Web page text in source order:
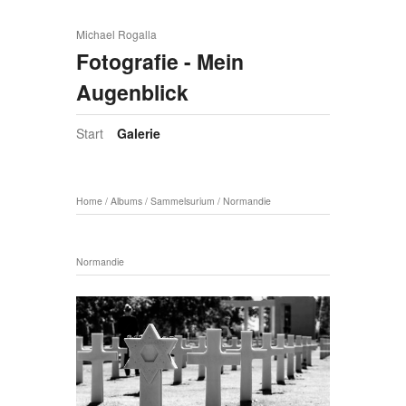
Michael Rogalla
Fotografie - Mein
Augenblick
Start Galerie
Home / Albums / Sammelsurium / Normandie
Normandie